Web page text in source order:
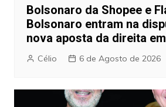
Bolsonaro da Shopee e
Bolsonaro entram na
nova aposta da direita
Célio 6 de Agosto de 2026